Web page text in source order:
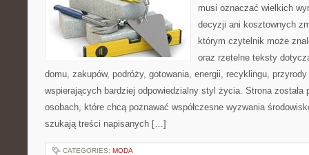
musi oznaczać wielkich
decyzji ani kosztownych
którym czytelnik może
oraz rzetelne teksty
domu, zakupów, podróży, gotowania, energii, recyklingu,
wspierających bardziej odpowiedzialny styl życia. Strona została
osobach, które chcą poznawać współczesne wyzwania
szukają treści napisanych […]
CATEGORIES: MODA